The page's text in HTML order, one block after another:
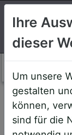
Ihre
dieser
Um unsere
gestalten
können,
sind für die